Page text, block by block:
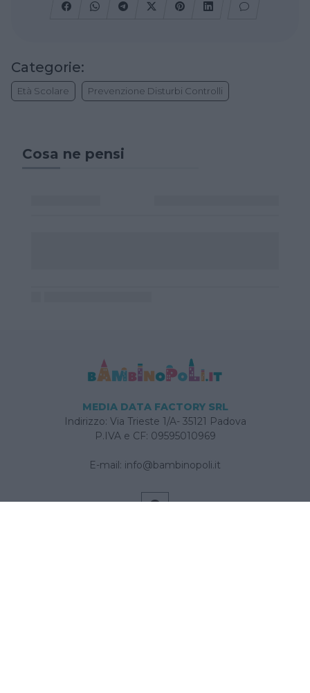
Categorie:
Età Scolare Prevenzione Disturbi Controlli
Cosa ne pensi
MEDIA DATA FACTORY SRL
Indirizzo: Via Trieste 1/A- 35121 Padova
P.IVA e CF: 09595010969
E-mail: info@bambinopoli.it